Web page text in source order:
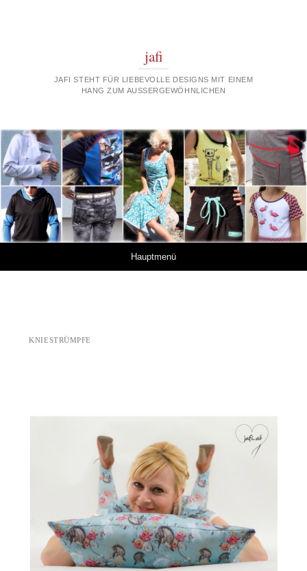
jafi
JAFI STEHT FÜR LIEBEVOLLE DESIGNS MIT EINEM
HANG ZUM AUSSERGEWÖHNLICHEN
Hauptmenü
KNIESTRÜMPFE